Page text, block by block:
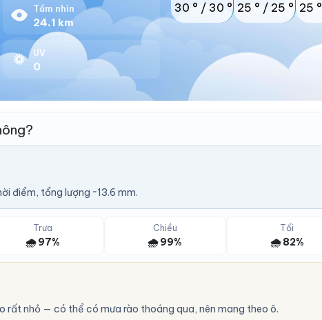
Tầm nhìn
24.1 km
UV
0
30 ° / 30 ° 25 ° / 25 ° 25 °
điểm, tổng lượng ~13.6 mm.
Trưa
🌧️ 97%
Chiều
🌧️ 99%
Tối
🌧️ 82%
rất nhỏ — có thể có mưa rào thoáng qua, nên mang theo ô.